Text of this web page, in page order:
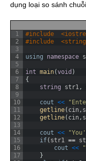
dụng loại so sánh
1
2
3
4
5
6
7
8
9
10
11
12
13
14
15
16
17
#include
#include
using namespace
int main(void )
{
string
str1,
cout <<
getline( cin,
getline( cin,
cout <<
if( str1 ==
cout <<
}